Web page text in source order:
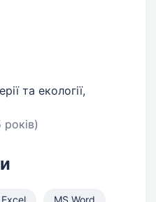
та екології,
років)
MS Word